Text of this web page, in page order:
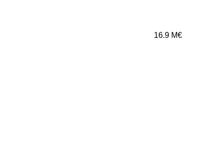
16.9 M€